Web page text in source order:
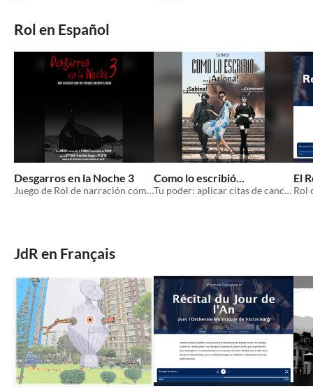
Rol en Español
Desgarros en la Noche 3
Juego de Rol de narración compartida para simular Slashers
Como lo escribió...
Tu poder: aplicar citas de canciones a la realidad.
El
JdR en Français